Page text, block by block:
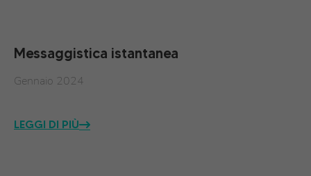
Messaggistica istantanea
Gennaio 2024
LEGGI DI PIÙ